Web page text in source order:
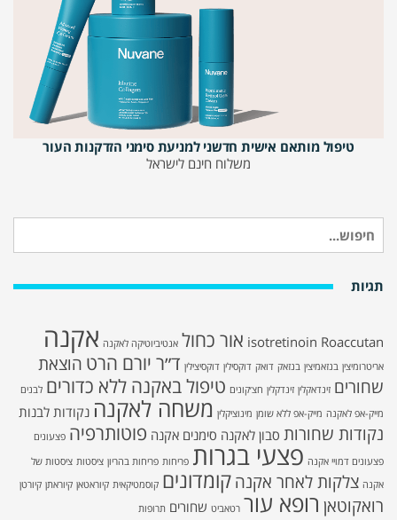
טיפול מותאם אישית חדשני למניעת סימני הזדקנות העור
משלוח חינם לישראל
עבור:
תגיות
isotretinoin Roaccutan אור כחול אנטיביוטיקה לאקנה אקנה
אריטרומיצין בנזאמיצין בנזאק דואק דוקסילין דוקסיצילין ד״ר יורם הרט הוצאת
שחורים זינדאקלין זינדקלין חצ׳קונים טיפול באקנה ללא כדורים לבנים
מייק-אפ לאקנה מייק-אפ ללא שומן מינוציקלין משחה לאקנה נקודות לבנות
נקודות שחורות סבון לאקנה סימנים אקנה פוטותרפיה פצעונים
פצעונים דמויי אקנה פצעי בגרות פריחות פריחות בהריון ציסטות ציסטות של
אקנה צלקות לאחר אקנה קומדונים קוסמטיקאית קיוראטאן קיוראתן קיורטן
רואקוטאן רופא עור רטאביט שחורים תרופות